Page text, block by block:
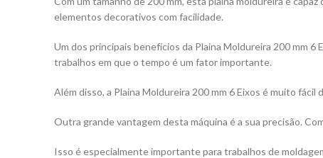
elementos decorativos com facilidade.
Um dos principais benefícios da Plaina Moldureira 200 mm
trabalhos em que o tempo é um fator importante.
Além disso, a Plaina Moldureira 200 mm 6 Eixos é muito
Outra grande vantagem desta máquina é a sua precisão.
Isso é especialmente importante para trabalhos de